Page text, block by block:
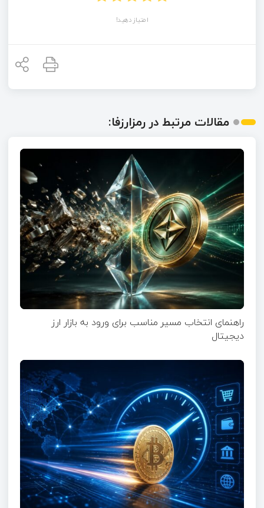
امتیاز دهید!
مقالات مرتبط در رمزارزفا:
راهنمای انتخاب مسیر مناسب برای ورود به بازار ارز
دیجیتال